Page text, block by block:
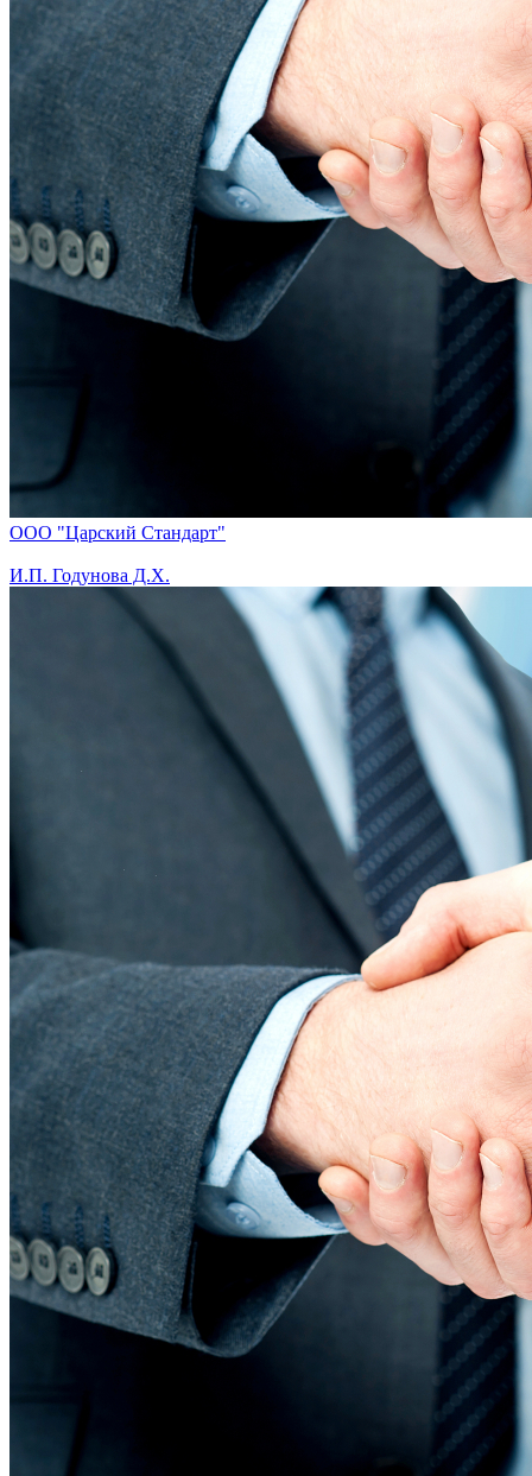
ООО "Царский Стандарт"
И.П. Годунова Д.Х.